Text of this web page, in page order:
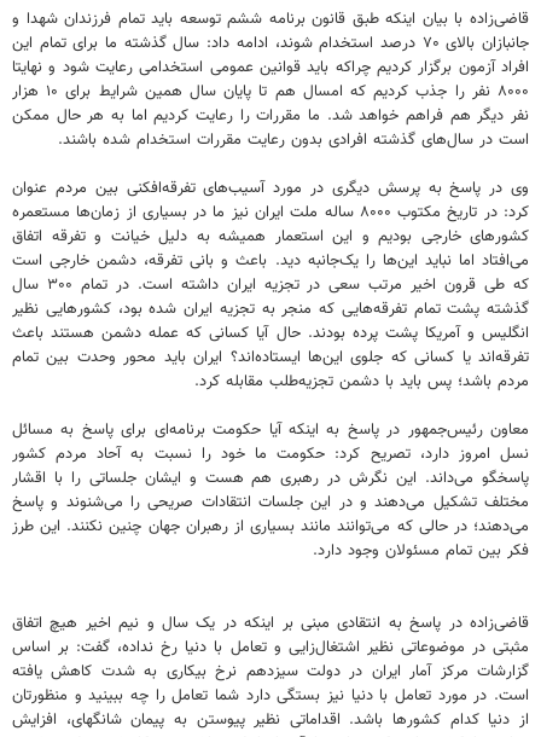
قاضی‌زاده با بیان اینکه طبق قانون برنامه ششم توسعه باید تمام فرزندان شهدا و
جانبازان بالای ۷۰ درصد استخدام شوند، ادامه داد: سال گذشته ما برای تمام این‌
افراد آزمون برگزار کردیم چراکه باید قوانین عمومی استخدامی رعایت شود و نهایتا
۸۰۰۰ نفر را جذب کردیم که امسال هم تا پایان سال همین شرایط برای ۱۰ هزار
نفر دیگر هم فراهم خواهد شد. ما مقررات را رعایت کردیم اما به هر حال ممکن
است در سال‌های گذشته افرادی بدون رعایت مقررات استخدام شده باشند.
وی در پاسخ به پرسش دیگری در مورد آسیب‌های تفرقه‌افکنی بین مردم عنوان
کرد: در تاریخ مکتوب ۸۰۰۰ ساله ملت ایران نیز ما در بسیاری از زمان‌ها مستعمره
کشورهای خارجی بودیم‌ و این استعمار همیشه به دلیل خیانت و تفرقه اتفاق
می‌افتاد اما نباید این‌ها را یک‌جانبه دید. باعث و بانی تفرقه، دشمن خارجی است
که طی قرون اخیر مرتب سعی در تجزیه ایران داشته است. در تمام ۳۰۰ سال
گذشته پشت تمام تفرقه‌هایی که منجر به تجزیه ایران شده بود، کشورهایی نظیر
انگلیس و آمریکا پشت پرده بودند. حال آیا کسانی که عمله دشمن هستند باعث
تفرقه‌اند یا کسانی که جلوی این‌ها ایستاده‌اند؟ ایران باید محور وحدت بین تمام
مردم باشد؛ پس باید با دشمن تجزیه‌طلب مقابله کرد.
معاون رئیس‌جمهور در پاسخ به اینکه آیا حکومت برنامه‌ای برای پاسخ به مسائل
نسل امروز دارد، تصریح کرد: حکومت ما خود را نسبت به آحاد مردم کشور
پاسخگو می‌داند. این نگرش در رهبری هم هست و ایشان جلساتی را با اقشار
مختلف تشکیل می‌دهند و در این جلسات انتقادات صریحی را می‌شنوند و پاسخ
می‌دهند؛ در حالی که می‌توانند مانند بسیاری از رهبران جهان چنین نکنند. این طرز
فکر بین تمام مسئولان وجود دارد.
قاضی‌زاده در پاسخ به انتقادی مبنی بر اینکه در یک سال و نیم اخیر هیچ اتفاق
مثبتی در موضوعاتی نظیر اشتغال‌زایی و تعامل با دنیا رخ نداده، گفت: بر اساس
گزارشات مرکز آمار ایران در دولت سیزدهم نرخ بیکاری به شدت کاهش یافته
است. در مورد تعامل با دنیا نیز بستگی دارد شما تعامل را چه ببینید و منظورتان
از دنیا کدام کشورها باشد. اقداماتی نظیر پیوستن به پیمان شانگهای، افزایش